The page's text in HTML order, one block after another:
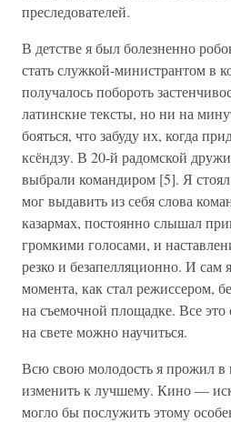
преследователей.
В детстве я был болезненно
стать служкой-министрантом в
получалось побороть
латинские тексты, но ни на
бояться, что забуду их, когда
ксёндзу. В 20-й радомской
выбрали командиром [5]. Я
мог выдавить из себя слова
казармах, постоянно слышал
громкими голосами, и
резко и безапелляционно. И сам
момента, как стал режиссером,
на съемочной площадке. Все
на свете можно научиться.
Всю свою молодость я прожил
изменить к лучшему. Кино —
могло бы послужить этому